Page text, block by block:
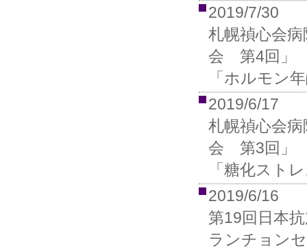
2019/7/30
札幌禎心会
会 第4回」
「ホルモン
2019/6/17
札幌禎心会
会 第3回」
「糖化スト
2019/6/16
第19回日本
ランチョン